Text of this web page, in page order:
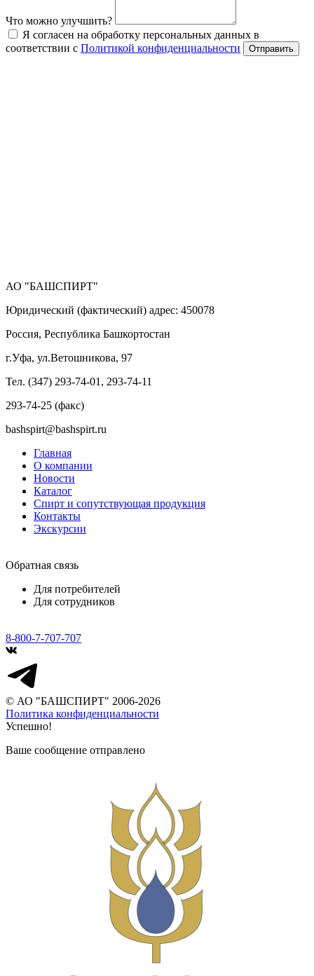
Что можно улучшить?
Я согласен на обработку персональных данных в
соответствии с Политикой конфиденциальности Отправить
АО "БАШСПИРТ"
Юридический (фактический) адрес: 450078
Россия, Республика Башкортостан
г.Уфа, ул.Ветошникова, 97
Тел. (347) 293-74-01, 293-74-11
293-74-25 (факс)
bashspirt@bashspirt.ru
Главная
О компании
Новости
Каталог
Спирт и сопутствующая продукция
Контакты
Экскурсии
Обратная связь
Для потребителей
Для сотрудников
8-800-7-707-707
© АО "БАШСПИРТ" 2006-2026
Политика конфиденциальности
Успешно!
Ваше сообщение отправлено